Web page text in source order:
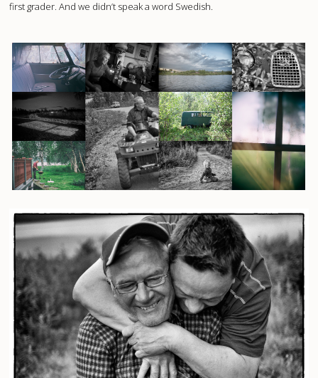
first grader. And we didn’t speak a word Swedish.